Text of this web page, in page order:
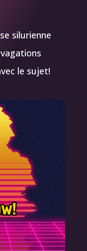
silurienne
le sujet!